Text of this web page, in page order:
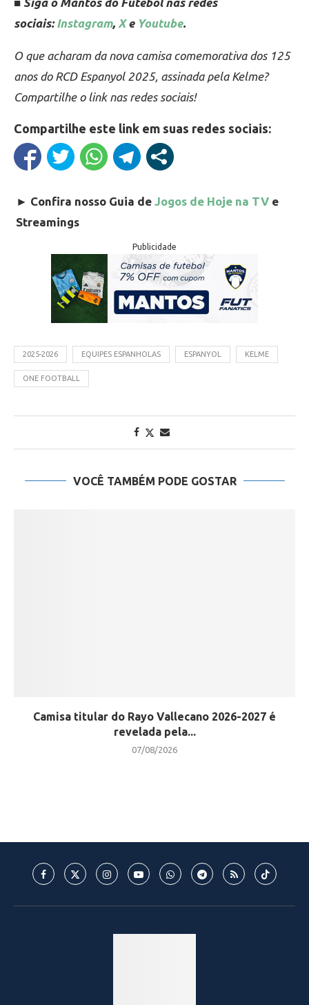
sociais: Instagram, Xe Youtube.
O que acharam da nova camisa comemorativa dos 125
anos do RCD Espanyol 2025, assinada pela Kelme?
Compartilhe o link nas redes sociais!
Compartilhe este link em suas redes sociais:
► Confira nosso Guia de Jogos de Hoje na TV e
Streamings
Publicidade
2025-2026 EQUIPES ESPANHOLAS ESPANYOL KELME
ONE FOOTBALL
VOCÊ TAMBÉM PODE GOSTAR
Camisa titular do Rayo Vallecano 2026-2027 é
revelada pela...
07/08/2026